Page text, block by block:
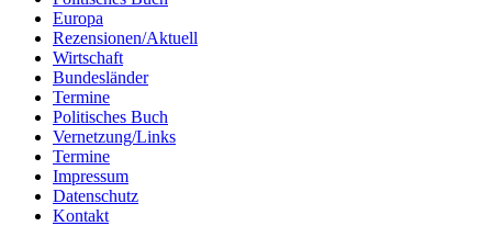
Europa
Rezensionen/Aktuell
Wirtschaft
Bundesländer
Termine
Politisches Buch
Vernetzung/Links
Termine
Impressum
Datenschutz
Kontakt